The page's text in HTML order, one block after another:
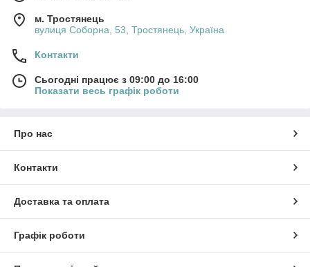
м. Тростянець
вулиця Соборна, 53, Тростянець, Україна
Контакти
Сьогодні працює з 09:00 до 16:00
Показати весь графік роботи
Про нас
Контакти
Доставка та оплата
Графік роботи